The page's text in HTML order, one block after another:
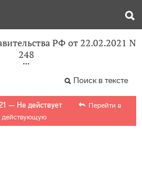
РФ от 22.02.2021 N
248
Поиск в тексте
— Не действует
Перейти в
действующую